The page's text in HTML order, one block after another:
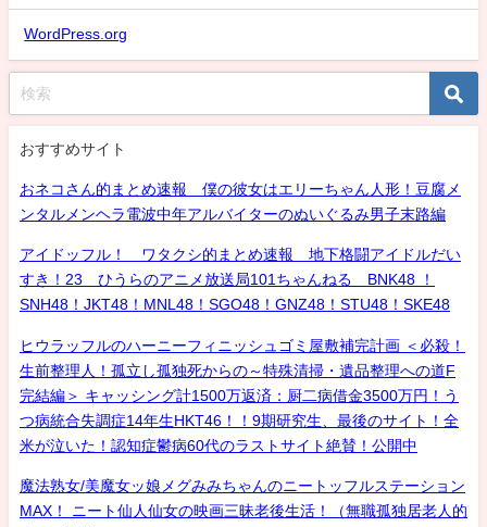
WordPress.org
おすすめサイト
おネコさん的まとめ速報 僕の彼女はエリーちゃん人形！豆腐メ
ンタルメンヘラ電波中年アルバイターのぬいぐるみ男子末路編
アイドッフル！ ワタクシ的まとめ速報 地下格闘アイドルだい
すき！23 ひうらのアニメ放送局101ちゃんねる BNK48 ！
SNH48！JKT48！MNL48！SGO48！GNZ48！STU48！SKE48
ヒウラッフルのハーニーフィニッシュゴミ屋敷補完計画 ＜必殺！
生前整理人！孤立し孤独死からの～特殊清掃・遺品整理への道F
完結編＞ キャッシング計1500万返済：厨二病借金3500万円！う
つ病統合失調症14年生HKT46！！9期研究生、最後のサイト！全
米が泣いた！認知症鬱病60代のラストサイト絶賛！公開中
魔法熟女/美魔女ッ娘メグみみちゃんのニートッフルステーション
MAX！ ニート仙人仙女の映画三昧老後生活！（無職孤独居老人的